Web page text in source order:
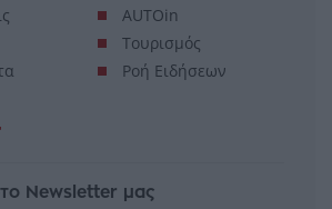
AUTOin
Τουρισμός
Ροή Ειδήσεων
Newsletter μας